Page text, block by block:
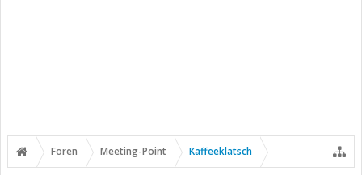
Foren Meeting-Point Kaffeeklatsch